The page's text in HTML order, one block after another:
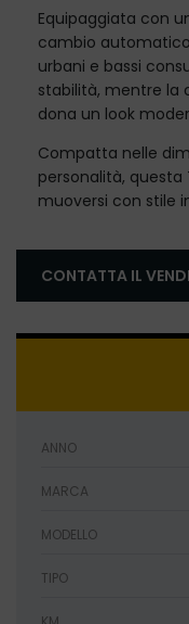
Equipaggiata con
cambio
urbani e bassi
stabilità, mentre la
dona un look
Compatta nelle
personalità,
muoversi con stile
CONTATTA IL
ANNO
MARCA
MODELLO
TIPO